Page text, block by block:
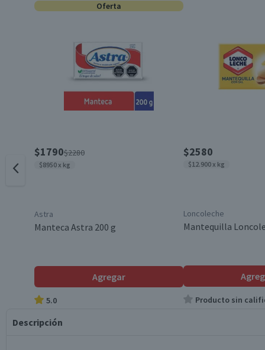
Oferta
$1790$2280
$8950 x kg
Astra
Manteca Astra 200 g
Agregar
5.0
$2580
$12.900 x kg
Loncoleche
Mantequilla
Producto sin
Descripción